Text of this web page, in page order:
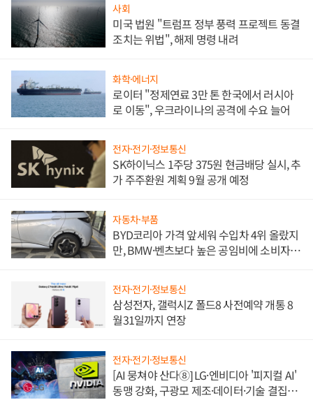
사회
미국 법원 "트럼프 정부 풍력 프로젝트 동결
조치는 위법", 해제 명령 내려
화학·에너지
로이터 "정제연료 3만 톤 한국에서 러시아
로 이동", 우크라이나의 공격에 수요 늘어
전자·전기·정보통신
SK하이닉스 1주당 375원 현금배당 실시, 추
가 주주환원 계획 9월 공개 예정
자동차·부품
BYD코리아 가격 앞세워 수입차 4위 올랐지
만, BMW·벤츠보다 높은 공임비에 소비자
전자·전기·정보통신
삼성전자, 갤럭시Z 폴드8 사전예약 개통 8
월31일까지 연장
전자·전기·정보통신
[AI 뭉쳐야 산다⑧] LG·엔비디아 '피지컬 AI'
동맹 강화, 구광모 제조·데이터·기술 결집